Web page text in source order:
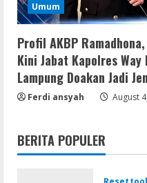
Umum
Profil AKBP
Kini Jabat Kapolres
Lampung Doakan Jadi
Ferdi ansyah August
BERITA POPULER
1
Movies
Vertex
𝐘𝐢𝐟𝐲
August
Virus]